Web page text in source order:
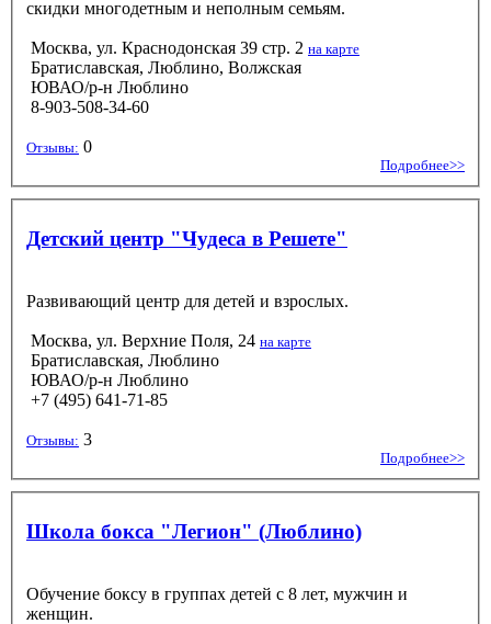
скидки многодетным и неполным семьям.
Москва, ул. Краснодонская 39 стр. 2 на карте
Братиславская, Люблино, Волжская
ЮВАО/р-н Люблино
8-903-508-34-60
Отзывы: 0
Подробнее>>
Детский центр "Чудеса в Решете"
Развивающий центр для детей и взрослых.
Москва, ул. Верхние Поля, 24 на карте
Братиславская, Люблино
ЮВАО/р-н Люблино
+7 (495) 641-71-85
Отзывы: 3
Подробнее>>
Школа бокса "Легион" (Люблино)
Обучение боксу в группах детей с 8 лет, мужчин и
женщин.